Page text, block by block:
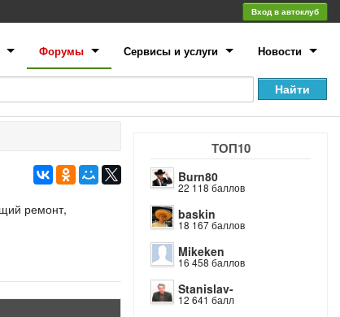
Вход в автоклуб
Форумы Сервисы и услуги Новости
ТОП10
Burn80
22 118 баллов
baskin
18 167 баллов
Mikeken
16 458 баллов
Stanislav-
12 641 балл
ремонт,